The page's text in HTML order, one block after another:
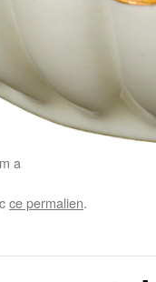
a
ce permalien.